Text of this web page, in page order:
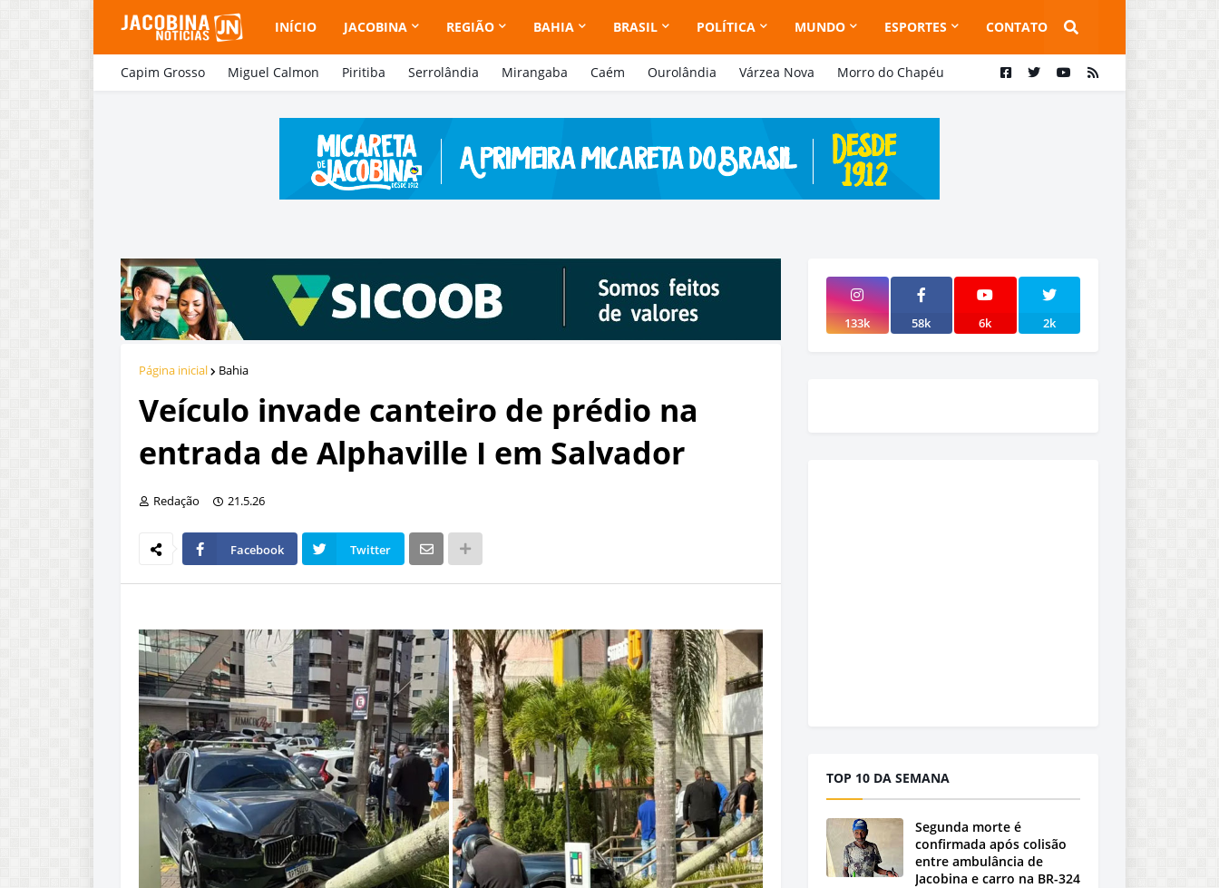
INÍCIO JACOBINA REGIÃO BAHIA BRASIL POLÍTICA MUNDO ESPORTES CONTATO
Capim Grosso Miguel Calmon Piritiba Serrolândia Mirangaba Caém Ourolândia Várzea Nova Morro do Chapéu
Página inicial Bahia
Veículo invade canteiro de prédio na
entrada de Alphaville I em Salvador
Redação 21.5.26
Facebook Twitter
133k 58k 6k 2k
TOP 10 DA SEMANA
Segunda morte é
confirmada após colisão
entre ambulância de
Jacobina e carro na BR-324